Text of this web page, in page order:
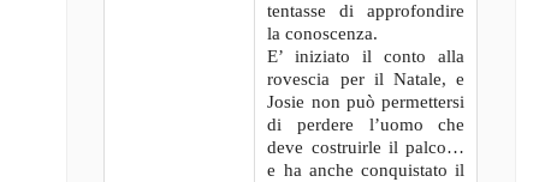
tentasse di approfondire
la conoscenza.
E’ iniziato il conto alla
rovescia per il Natale, e
Josie non può permettersi
di perdere l’uomo che
deve costruirle il palco…
e ha anche conquistato il